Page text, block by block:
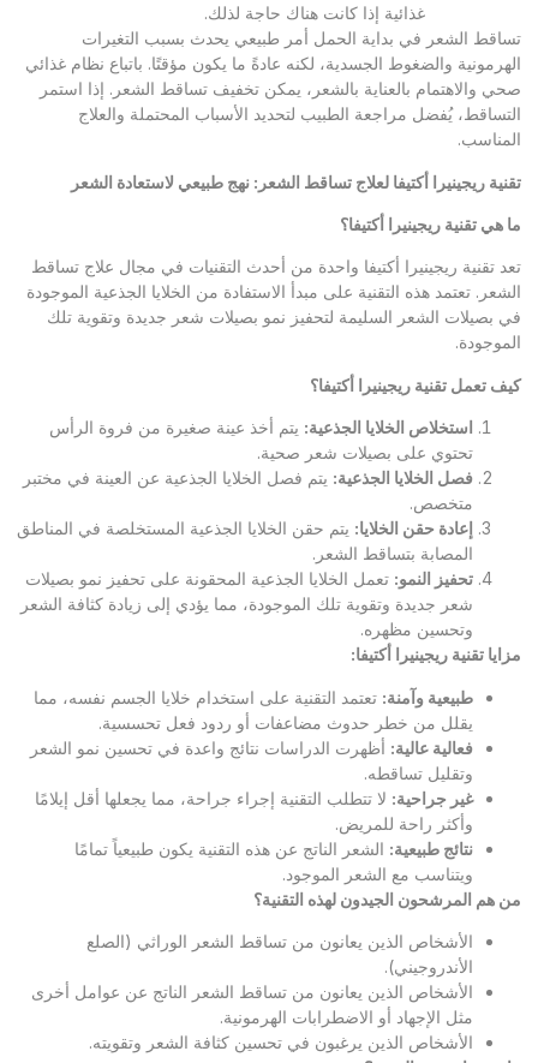
غذائية إذا كانت هناك حاجة لذلك.
تساقط الشعر في بداية الحمل أمر طبيعي يحدث بسبب التغيرات
الهرمونية والضغوط الجسدية، لكنه عادةً ما يكون مؤقتًا. باتباع نظام غذائي
صحي والاهتمام بالعناية بالشعر، يمكن تخفيف تساقط الشعر. إذا استمر
التساقط، يُفضل مراجعة الطبيب لتحديد الأسباب المحتملة والعلاج
المناسب.
تقنية ريجينيرا أكتيفا لعلاج تساقط الشعر: نهج طبيعي لاستعادة الشعر
ما هي تقنية ريجينيرا أكتيفا؟
تعد تقنية ريجينيرا أكتيفا واحدة من أحدث التقنيات في مجال علاج تساقط
الشعر. تعتمد هذه التقنية على مبدأ الاستفادة من الخلايا الجذعية الموجودة
في بصيلات الشعر السليمة لتحفيز نمو بصيلات شعر جديدة وتقوية تلك
الموجودة.
كيف تعمل تقنية ريجينيرا أكتيفا؟
استخلاص الخلايا الجذعية: يتم أخذ عينة صغيرة من فروة الرأس
تحتوي على بصيلات شعر صحية.
فصل الخلايا الجذعية: يتم فصل الخلايا الجذعية عن العينة في مختبر
متخصص.
إعادة حقن الخلايا: يتم حقن الخلايا الجذعية المستخلصة في المناطق
المصابة بتساقط الشعر.
تحفيز النمو: تعمل الخلايا الجذعية المحقونة على تحفيز نمو بصيلات
شعر جديدة وتقوية تلك الموجودة، مما يؤدي إلى زيادة كثافة الشعر
وتحسين مظهره.
مزايا تقنية ريجينيرا أكتيفا:
طبيعية وآمنة: تعتمد التقنية على استخدام خلايا الجسم نفسه، مما
يقلل من خطر حدوث مضاعفات أو ردود فعل تحسسية.
فعالية عالية: أظهرت الدراسات نتائج واعدة في تحسين نمو الشعر
وتقليل تساقطه.
غير جراحية: لا تتطلب التقنية إجراء جراحة، مما يجعلها أقل إيلامًا
وأكثر راحة للمريض.
نتائج طبيعية: الشعر الناتج عن هذه التقنية يكون طبيعياً تمامًا
ويتناسب مع الشعر الموجود.
من هم المرشحون الجيدون لهذه التقنية؟
الأشخاص الذين يعانون من تساقط الشعر الوراثي (الصلع
الأندروجيني).
الأشخاص الذين يعانون من تساقط الشعر الناتج عن عوامل أخرى
مثل الإجهاد أو الاضطرابات الهرمونية.
الأشخاص الذين يرغبون في تحسين كثافة الشعر وتقويته.